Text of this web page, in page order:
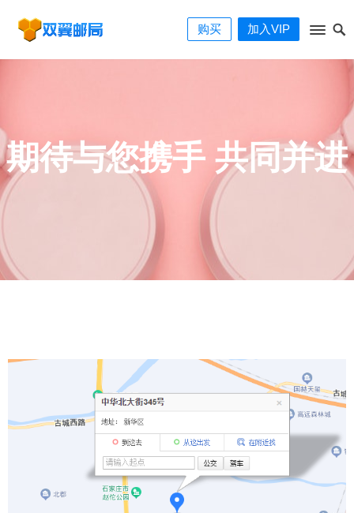
购买 加入VIP
期待与您携手 共同并进